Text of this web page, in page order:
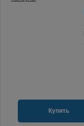
Купить